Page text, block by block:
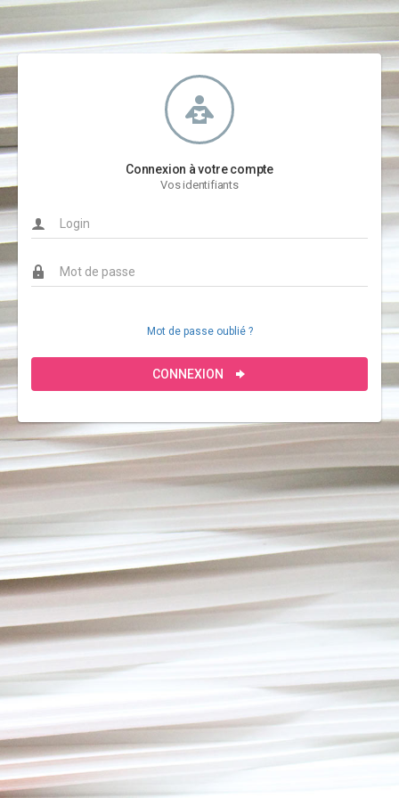
Connexion à votre compte
Vos identifiants
Mot de passe oublié ?
CONNEXION